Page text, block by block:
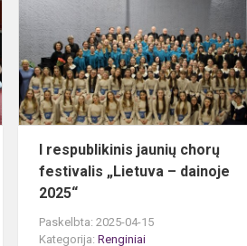
l.d.
„Salduvė“
rytas
muzikos
mokykloje
I respublikinis jaunių chorų
festivalis „Lietuva – dainoje
2025“
Paskelbta: 2025-04-15
Kategorija:Renginiai